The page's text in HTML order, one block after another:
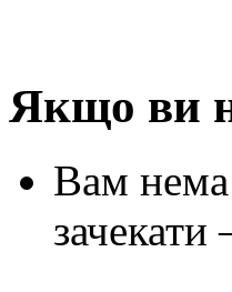
Якщо ви
Вам